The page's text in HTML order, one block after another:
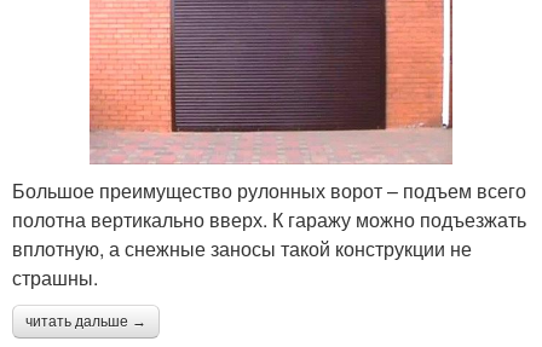
Большое преимущество рулонных ворот – подъем всего
полотна вертикально вверх. К гаражу можно подъезжать
вплотную, а снежные заносы такой конструкции не
страшны.
читать дальше →